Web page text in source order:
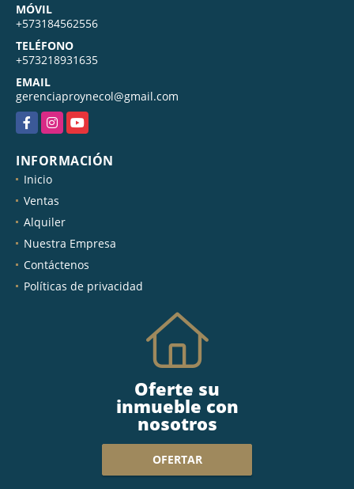
MÓVIL
+573184562556
TELÉFONO
+573218931635
EMAIL
gerenciaproynecol@gmail.com
FacebookInstagramYouTube
INFORMACIÓN
Inicio
Ventas
Alquiler
Nuestra Empresa
Contáctenos
Políticas de privacidad
Oferte su
inmueble con
nosotros
OFERTAR